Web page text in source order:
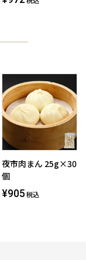
夜市肉まん 25g×30
個
¥905 税込